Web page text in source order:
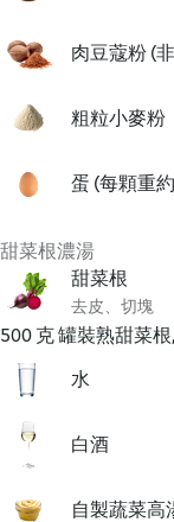
肉豆蔻粉 (
粗粒小麥粉
蛋 (每顆重
甜菜根濃湯
甜菜根
去皮、切塊
500 克 罐裝熟甜菜
水
白酒
自製蔬菜高